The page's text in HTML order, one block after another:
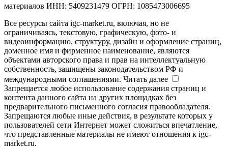
материалов ИНН: 5409231479 ОГРН: 1085473006695
Все ресурсы сайта igc-market.ru, включая, но не
ограничиваясь, текстовую, графическую, фото- и
видеоинформацию, структуру, дизайн и оформление страниц,
доменное имя и фирменное наименование, являются
объектами авторского права и прав на интеллектуальную
собственность, защищены законодательством РФ и
международными соглашениями. Читать далее
Запрещается любое использование содержания страниц и
контента данного сайта на других площадках без
предварительного письменного согласия правообладателя.
Запрещаются любые иные действия, в результате которых у
пользователей сети Интернет может сложиться впечатление,
что представленные материалы не имеют отношения к igc-
market.ru.